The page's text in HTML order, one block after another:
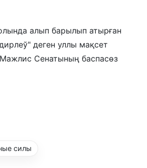
алып барылып атырған
деген уллы мақсет
Сенатының баспасөз
силы